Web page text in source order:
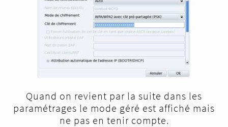
Quand on revient par la suite dans les
paramétrages le mode géré est affiché mais
ne pas en tenir compte.